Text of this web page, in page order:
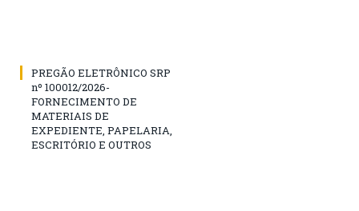
PREGÃO ELETRÔNICO SRP
nº 100012/2026-
FORNECIMENTO DE
MATERIAIS DE
EXPEDIENTE, PAPELARIA,
ESCRITÓRIO E OUTROS